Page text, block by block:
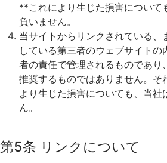
**これにより生じた損害について
負いません。
当サイトからリンクされている、
している第三者のウェブサイト
者の責任で管理されるものであり
推奨するものではありません。そ
より生じた損害についても、当
ん。
第5条 リンクについて